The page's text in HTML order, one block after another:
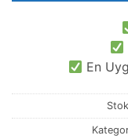
En